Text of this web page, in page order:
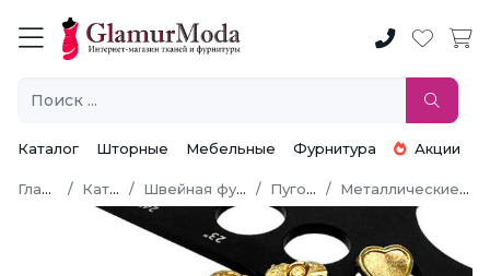
Каталог Шторные Мебельные Фурнитура Акции
Главная Каталог Швейная фурнитура Пуговицы Металлические пуговицы